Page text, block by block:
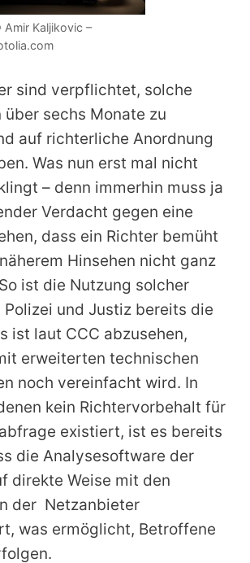
Kaljikovic –
sind verpflichtet, solche
sechs Monate zu
auf richterliche Anordnung
Was nun erst mal nicht
– denn immerhin muss ja
Verdacht gegen eine
dass ein Richter bemüht
Hinsehen nicht ganz
ist die Nutzung solcher
Polizei und Justiz bereits die
ist laut CCC abzusehen,
erweiterten technischen
noch vereinfacht wird. In
kein Richtervorbehalt für
existiert, ist es bereits
die Analysesoftware der
direkte Weise mit den
der Netzanbieter
was ermöglicht, Betroffene